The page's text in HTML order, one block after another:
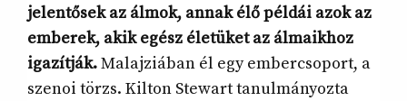
jelentősek az álmok, annak élő példái azok az
emberek, akik egész életüket az álmaikhoz
igazítják.Malajziában él egy embercsoport, a
szenoi törzs. Kilton Stewart tanulmányozta